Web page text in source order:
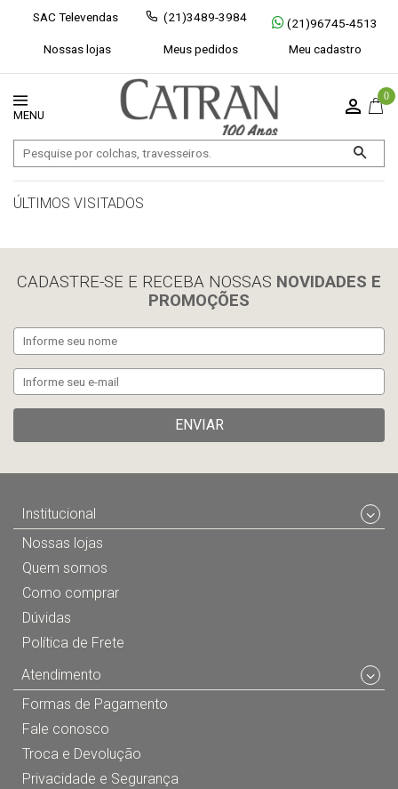
SAC Televendas (21)3489-3984
(21)96745-4513
Nossas lojas
Meus pedidos Meu cadastro
0
Exibir todos Fechar [×]
ÚLTIMOS VISITADOS
CADASTRE-SE E RECEBA NOSSAS NOVIDADES E
PROMOÇÕES
ENVIAR
Institucional
Nossas lojas
Quem somos
Como comprar
Dúvidas
Política de Frete
Atendimento
Formas de Pagamento
Fale conosco
Troca e Devolução
Privacidade e Segurança